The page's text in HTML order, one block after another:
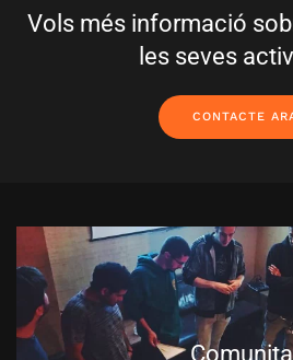
Vols més informació
les seves
CONTACTE